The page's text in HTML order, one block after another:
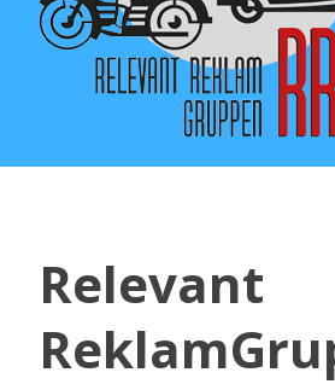
Relevant